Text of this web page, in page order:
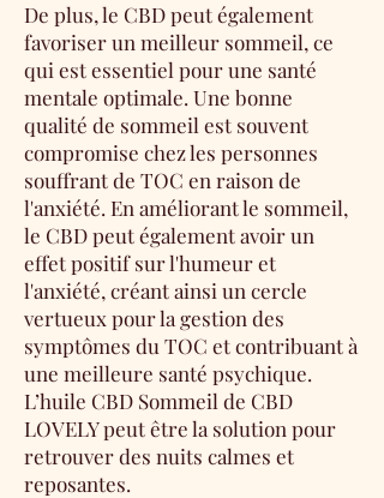
De plus, le CBD peut également
favoriser un meilleur sommeil, ce
qui est essentiel pour une santé
mentale optimale. Une bonne
qualité de sommeil est souvent
compromise chez les personnes
souffrant de TOC en raison de
l'anxiété. En améliorant le sommeil,
le CBD peut également avoir un
effet positif sur l'humeur et
l'anxiété, créant ainsi un cercle
vertueux pour la gestion des
symptômes du TOC et contribuant à
une meilleure santé psychique.
L’huile CBD Sommeil de CBD
LOVELY peut être la solution pour
retrouver des nuits calmes et
reposantes.